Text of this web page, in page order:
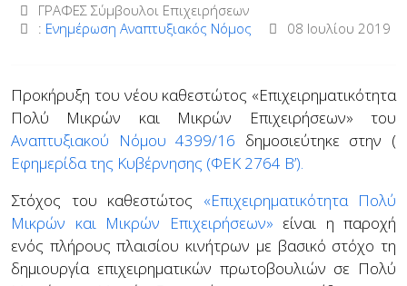
ΓΡΑΦΕΣ Σύμβουλοι Επιχειρήσεων
: Ενημέρωση Αναπτυξιακός Νόμος 08 Ιουλίου 2019
Προκήρυξη του νέου καθεστώτος «Επιχειρηματικότητα
Πολύ Μικρών και Μικρών Επιχειρήσεων» του
Αναπτυξιακού Νόμου 4399/16 δημοσιεύτηκε στην (
Εφημερίδα της Κυβέρνησης (ΦΕΚ 2764 Β’).
Στόχος του καθεστώτος «Επιχειρηματικότητα Πολύ
Μικρών και Μικρών Επιχειρήσεων» είναι η παροχή
ενός πλήρους πλαισίου κινήτρων με βασικό στόχο τη
δημιουργία επιχειρηματικών πρωτοβουλιών σε Πολύ